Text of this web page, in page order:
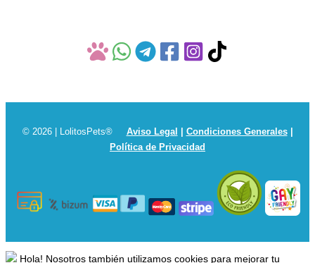
© 2026 | LolitosPets® Aviso Legal Condiciones Generales|
Política de Privacidad
Hola! Nosotros también utilizamos cookies para mejorar tu